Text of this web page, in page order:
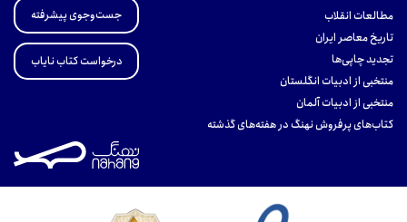
مطالعات انقلاب
تاریخ معاصر ایران
تجدید چاپی‌ها
منتخبی از ادبیات انگلستان
منتخبی از ادبیات آلمان
کتاب‌های پرفروش نهنگ در هفته‌های گذشته
جست‌وجوی پیشرفته
درخواست کتاب نایاب